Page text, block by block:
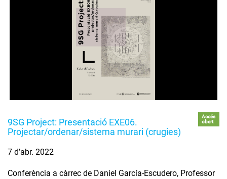
9SG Project: Presentació EXE06.
Projectar/ordenar/sistema murari (crugies)
Accés
obert
7 d’abr. 2022
Conferència a càrrec de Daniel García-Escudero, Professor